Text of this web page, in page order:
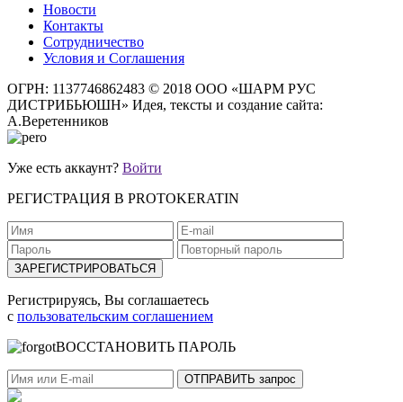
Новости
Контакты
Сотрудничество
Условия и Соглашения
ОГРН: 1137746862483 © 2018 ООО «ШАРМ РУС
ДИСТРИБЬЮШН» Идея, тексты и создание сайта:
А.Веретенников
Уже есть аккаунт? Войти
РЕГИСТРАЦИЯ В PROTOKERATIN
Регистрируясь, Вы соглашаетесь
с пользовательским соглашением
ВОССТАНОВИТЬ ПАРОЛЬ